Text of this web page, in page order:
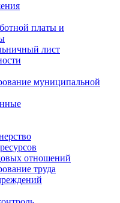
платы и
лист
муниципальной
отношений
труда